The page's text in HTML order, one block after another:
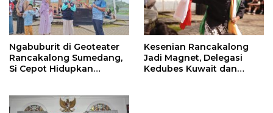
Ngabuburit di Geoteater
Rancakalong Sumedang,
Si Cepot Hidupkan
Kesenian Rancakalong
Jadi Magnet, Delegasi
Kedubes Kuwait dan